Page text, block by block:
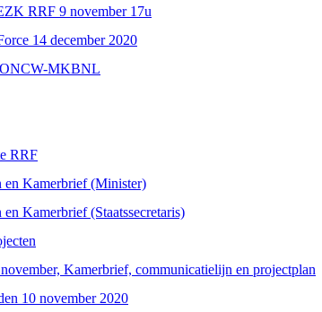
RRF 9 november 17u
14 december 2020
MKBNL
RRF
en Kamerbrief (Minister)
Kamerbrief (Staatssecretaris)
Kamerbrief, communicatielijn en projectplan
10 november 2020